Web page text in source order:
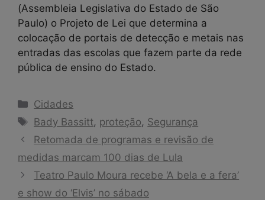
(Assembleia Legislativa do Estado de São
Paulo) o Projeto de Lei que determina a
colocação de portais de detecção e metais nas
entradas das escolas que fazem parte da rede
pública de ensino do Estado.
Categorias
Cidades
Tags
Bady Bassitt, proteção, Segurança
Retomada de programas e revisão de
medidas marcam 100 dias de Lula
Teatro Paulo Moura recebe ‘A bela e a fera’
e show do ‘Elvis’ no sábado